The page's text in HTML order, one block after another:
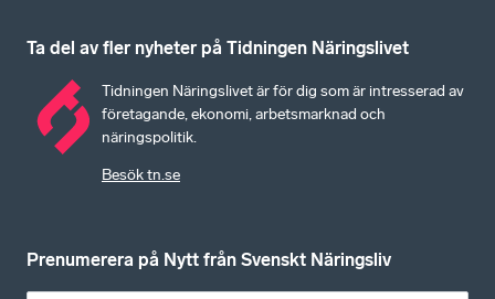
Ta del av fler nyheter på Tidningen Näringslivet
Tidningen Näringslivet är för dig som är intresserad av
företagande, ekonomi, arbetsmarknad och
näringspolitik.
Besök tn.se
Prenumerera på Nytt från Svenskt Näringsliv